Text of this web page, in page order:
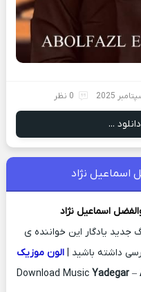
0 نظر
...
اسماعیل نژاد
اسماعیل نژاد
جدید یادگار این خواننده ی
داشته باشید |الون موزیک
Download Music Yadegar–